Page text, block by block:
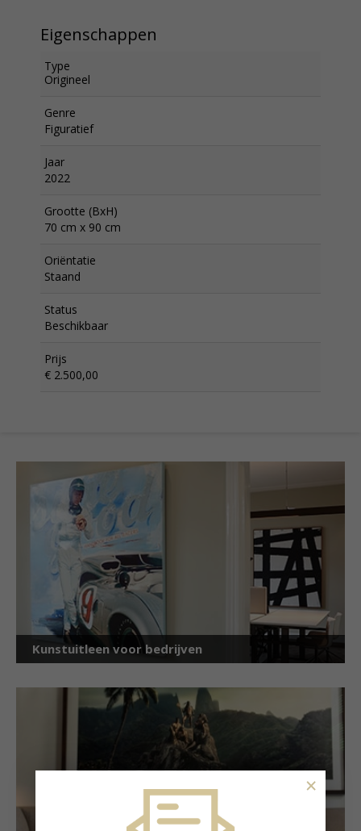
Eigenschappen
Type
Origineel
Genre
Figuratief
Jaar
2022
Grootte (BxH)
70 cm x 90 cm
Oriëntatie
Staand
Status
Beschikbaar
Prijs
€ 2.500,00
Kunstuitleen voor bedrijven
×